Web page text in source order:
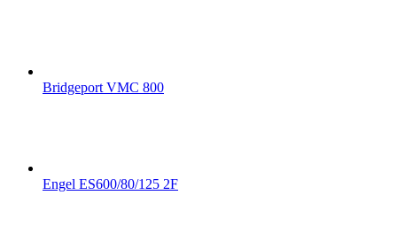
Bridgeport VMC 800
Engel ES600/80/125 2F